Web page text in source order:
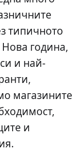
типичното
година,
и най-
магазините
и